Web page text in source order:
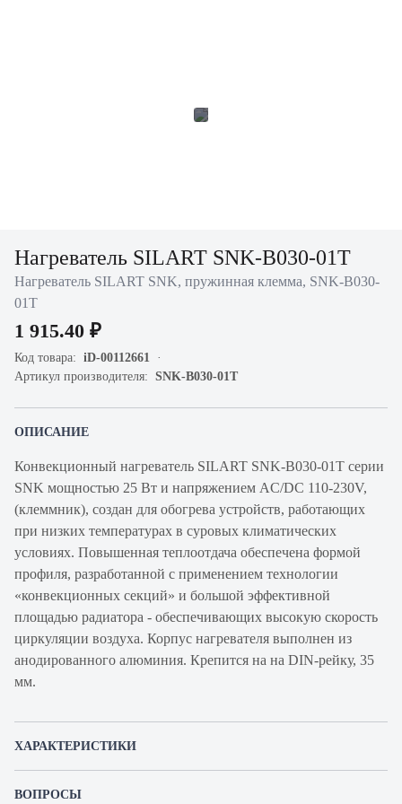
Нагреватель SILART SNK-B030-01T
Нагреватель SILART SNK, пружинная клемма, SNK-B030-
01T
1 915.40 ₽
Код товара: iD-00112661
Артикул производителя: SNK-B030-01T
ОПИСАНИЕ
Конвекционный нагреватель SILART SNK-B030-01T серии
SNK мощностью 25 Вт и напряжением AC/DC 110-230V,
(клеммник), создан для обогрева устройств, работающих
при низких температурах в суровых климатических
условиях. Повышенная теплоотдача обеспечена формой
профиля, разработанной с применением технологии
«конвекционных секций» и большой эффективной
площадью радиатора - обеспечивающих высокую скорость
циркуляции воздуха. Корпус нагревателя выполнен из
анодированного алюминия. Крепится на на DIN-рейку, 35
мм.
ХАРАКТЕРИСТИКИ
ВОПРОСЫ